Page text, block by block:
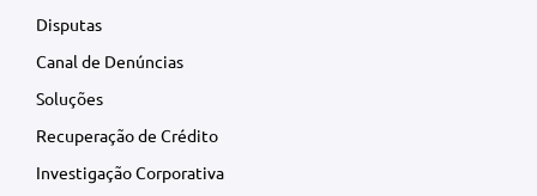
Disputas
Canal de Denúncias
Soluções
Recuperação de Crédito
Investigação Corporativa